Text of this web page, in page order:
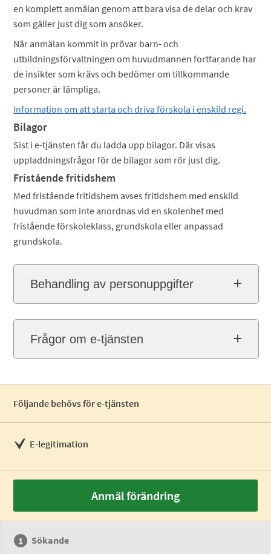
en komplett anmälan genom att bara visa de delar och krav
som gäller just dig som ansöker.
När anmälan kommit in prövar barn- och
utbildningsförvaltningen om huvudmannen fortfarande har
de insikter som krävs och bedömer om tillkommande
personer är lämpliga.
Information om att starta och driva förskola i enskild regi.
Bilagor
Sist i e-tjänsten får du ladda upp bilagor. Där visas
uppladdningsfrågor för de bilagor som rör just dig.
Fristående fritidshem
Med fristående fritidshem avses fritidshem med enskild
huvudman som inte anordnas vid en skolenhet med
fristående förskoleklass, grundskola eller anpassad
grundskola.
Behandling av personuppgifter
Frågor om e-tjänsten
Följande behövs för e-tjänsten
E-legitimation
Anmäl förändring
Sökande